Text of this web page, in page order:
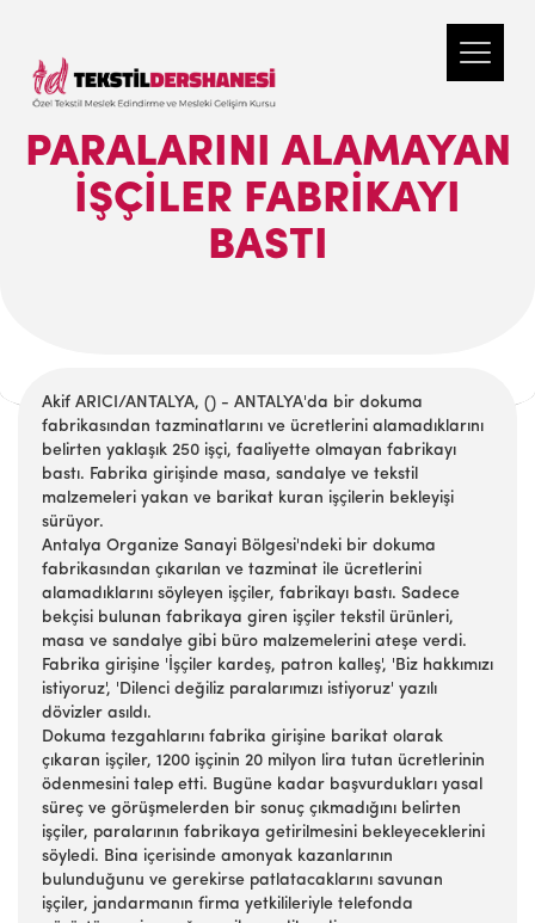
PARALARINI ALAMAYAN
İŞÇILER FABRIKAYI
BASTI
Akif ARICI/ANTALYA, () - ANTALYA'da bir dokuma
fabrikasından tazminatlarını ve ücretlerini alamadıklarını
belirten yaklaşık 250 işçi, faaliyette olmayan fabrikayı
bastı. Fabrika girişinde masa, sandalye ve tekstil
malzemeleri yakan ve barikat kuran işçilerin bekleyişi
sürüyor.
Antalya Organize Sanayi Bölgesi'ndeki bir dokuma
fabrikasından çıkarılan ve tazminat ile ücretlerini
alamadıklarını söyleyen işçiler, fabrikayı bastı. Sadece
bekçisi bulunan fabrikaya giren işçiler tekstil ürünleri,
masa ve sandalye gibi büro malzemelerini ateşe verdi.
Fabrika girişine 'İşçiler kardeş, patron kalleş', 'Biz hakkımızı
istiyoruz', 'Dilenci değiliz paralarımızı istiyoruz' yazılı
dövizler asıldı.
Dokuma tezgahlarını fabrika girişine barikat olarak
çıkaran işçiler, 1200 işçinin 20 milyon lira tutan ücretlerinin
ödenmesini talep etti. Bugüne kadar başvurdukları yasal
süreç ve görüşmelerden bir sonuç çıkmadığını belirten
işçiler, paralarının fabrikaya getirilmesini bekleyeceklerini
söyledi. Bina içerisinde amonyak kazanlarının
bulunduğunu ve gerekirse patlatacaklarını savunan
işçiler, jandarmanın firma yetkilileriyle telefonda